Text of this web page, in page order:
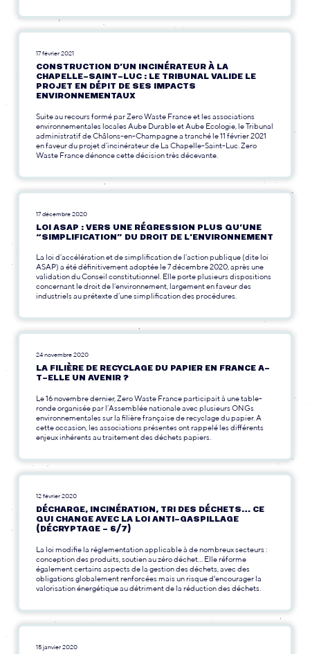
17 février 2021
CONSTRUCTION D’UN INCINÉRATEUR À LA
CHAPELLE-SAINT-LUC : LE TRIBUNAL VALIDE LE
PROJET EN DÉPIT DE SES IMPACTS
ENVIRONNEMENTAUX
Suite au recours formé par Zero Waste France et les associations
environnementales locales Aube Durable et Aube Ecologie, le Tribunal
administratif de Châlons-en-Champagne a tranché le 11 février 2021
en faveur du projet d’incinérateur de La Chapelle-Saint-Luc. Zero
Waste France dénonce cette décision très décevante.
17 décembre 2020
LOI ASAP : VERS UNE RÉGRESSION PLUS QU’UNE
“SIMPLIFICATION” DU DROIT DE L’ENVIRONNEMENT
La loi d’accélération et de simplification de l’action publique (dite loi
ASAP) a été définitivement adoptée le 7 décembre 2020, après une
validation du Conseil constitutionnel. Elle porte plusieurs dispositions
concernant le droit de l’environnement, largement en faveur des
industriels au prétexte d’une simplification des procédures.
24 novembre 2020
LA FILIÈRE DE RECYCLAGE DU PAPIER EN FRANCE A-
T-ELLE UN AVENIR ?
Le 16 novembre dernier, Zero Waste France participait à une table-
ronde organisée par l’Assemblée nationale avec plusieurs ONGs
environnementales sur la filière française de recyclage du papier. A
cette occasion, les associations présentes ont rappelé les différents
enjeux inhérents au traitement des déchets papiers.
12 février 2020
DÉCHARGE, INCINÉRATION, TRI DES DÉCHETS… CE
QUI CHANGE AVEC LA LOI ANTI-GASPILLAGE
(DÉCRYPTAGE – 6/7)
La loi modifie la réglementation applicable à de nombreux secteurs :
conception des produits, soutien au zéro déchet... Elle réforme
également certains aspects de la gestion des déchets, avec des
obligations globalement renforcées mais un risque d'encourager la
valorisation énergétique au détriment de la réduction des déchets.
15 janvier 2020